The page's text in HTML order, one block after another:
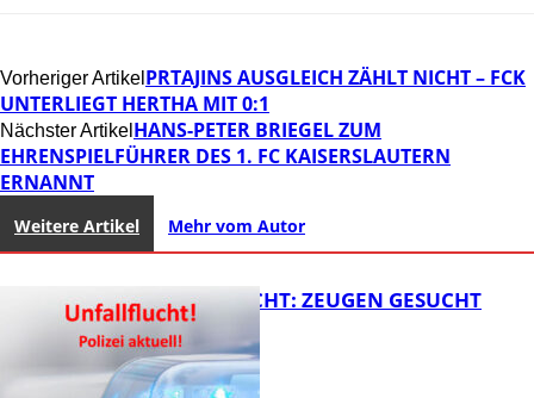
Vorheriger Artikel PRTAJINS AUSGLEICH ZÄHLT NICHT – FCK
UNTERLIEGT HERTHA MIT 0:1
Nächster Artikel HANS-PETER BRIEGEL ZUM
EHRENSPIELFÜHRER DES 1. FC KAISERSLAUTERN
ERNANNT
Weitere Artikel Mehr vom Autor
UNFALLFLUCHT: ZEUGEN GESUCHT